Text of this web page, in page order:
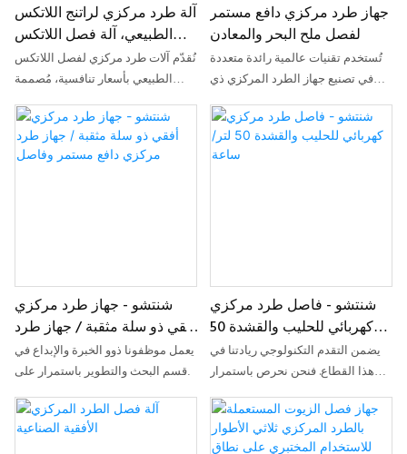
آلة طرد مركزي لراتنج اللاتكس
الطبيعي، آلة فصل اللاتكس
بالطرد المركزي
نُقدّم آلات طرد مركزي لفصل اللاتكس
الطبيعي بأسعار تنافسية، مُصممة
لتلبية أحدث متطلبات الصناعة،
ومُطابقة لأعلى معايير الجودة
والسلامة، لضمان دعم طويل الأمد،
ومتانة عالية، وأداء فعّال. تُستخدم هذه
جهاز طرد مركزي دافع مستمر
لفصل ملح البحر والمعادن
تُستخدم تقنيات عالمية رائدة متعددة
في تصنيع جهاز الطرد المركزي ذي
الدفع المستمر، وجهاز الطرد المركزي
لتجفيف ملح البحر والأملاح المعدنية.
وبفضل الميزات المذكورة أعلاه،
يُمكن إيجاد هذا المنتج على نطاق
شنتشو - جهاز طرد مركزي
أفقي ذو سلة مثقبة / جهاز طرد
مركزي دافع مستمر وفاصل
يعمل موظفونا ذوو الخبرة والإبداع في
قسم البحث والتطوير باستمرار على
تطوير التقنيات وتحسينها. وبفضل
الاستخدام الأمثل للتكنولوجيا، نضمن
أداءً وجودةً عاليين لجهاز الطرد
شنتشو - فاصل طرد مركزي
كهربائي للحليب والقشدة 50
لتر/ساعة
يضمن التقدم التكنولوجي ريادتنا في
هذا القطاع. فنحن نحرص باستمرار
على تحديث وتطوير تقنياتنا. إن
استخدام أحدث التقنيات هو ما يضمن
الاستفادة القصوى من خصائص المنتج.